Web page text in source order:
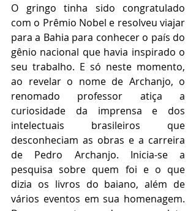
O gringo tinha sido congratulado
com o Prêmio Nobel e resolveu viajar
para a Bahia para conhecer o país do
gênio nacional que havia inspirado o
seu trabalho. E só neste momento,
ao revelar o nome de Archanjo, o
renomado professor atiça a
curiosidade da imprensa e dos
intelectuais brasileiros que
desconheciam as obras e a carreira
de Pedro Archanjo. Inicia-se a
pesquisa sobre quem foi e o que
dizia os livros do baiano, além de
vários eventos em sua homenagem.